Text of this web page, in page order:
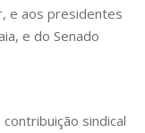
e aos presidentes
e do Senado
sindical